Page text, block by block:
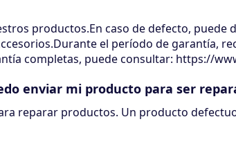
productos.En caso de defecto, puede
el período de garantía,
completas, puede consultar: https://
enviar mi producto para ser
reparar productos. Un producto